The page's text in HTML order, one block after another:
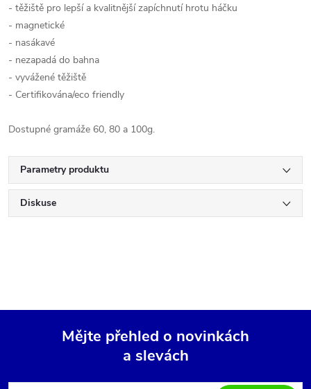
- těžiště pro lepší a kvalitnější zapíchnutí hrotu háčku
- magnetické
- nasákavé
- nezapadá do bahna
- vyvážené těžiště
- Certifikována/eco friendly
Dostupné gramáže 60, 80 a 100g.
Parametry produktu
Diskuse
Mějte přehled o novinkách
a slevách